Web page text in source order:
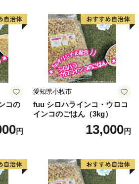
＝＝＝
ウントを開設しました！】
オススメ情報など、はだのふるさと
をお届けします。
のほか、観光やイベントなど、耳寄
ん！
ンのＬＩＮＥアプリを開いて「友
ードを読み取るだけ！お気軽にご
コの
円
愛知県小牧市
fuu シロハラインコ・ウロコ
インコのごはん（3kg）
13,000円